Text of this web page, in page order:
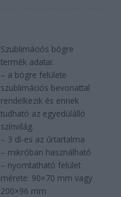
Szublimációs bögre
termék adatai:
– a bögre felülete
szublimációs bevonattal
rendelkezik és ennek
tudható az egyedülálló
színvilág.
– 3 dl-es az űrtartalma
– mikróban használható
– nyomtatható felület
mérete: 90×70 mm vagy
200×96 mm